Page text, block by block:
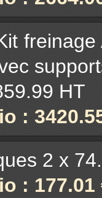
HT
:
2 x
: 177.01